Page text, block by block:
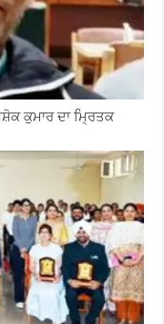
ਕੁਮਾਰ ਦਾ ਮ੍ਰਿਤਕ